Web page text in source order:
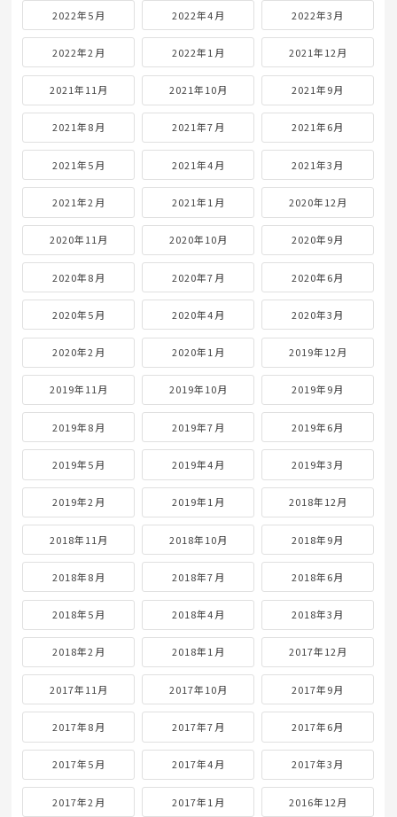
2022年5月 2022年4月 2022年3月
2022年2月 2022年1月 2021年12月
2021年11月 2021年10月 2021年9月
2021年8月 2021年7月 2021年6月
2021年5月 2021年4月 2021年3月
2021年2月 2021年1月 2020年12月
2020年11月 2020年10月 2020年9月
2020年8月 2020年7月 2020年6月
2020年5月 2020年4月 2020年3月
2020年2月 2020年1月 2019年12月
2019年11月 2019年10月 2019年9月
2019年8月 2019年7月 2019年6月
2019年5月 2019年4月 2019年3月
2019年2月 2019年1月 2018年12月
2018年11月 2018年10月 2018年9月
2018年8月 2018年7月 2018年6月
2018年5月 2018年4月 2018年3月
2018年2月 2018年1月 2017年12月
2017年11月 2017年10月 2017年9月
2017年8月 2017年7月 2017年6月
2017年5月 2017年4月 2017年3月
2017年2月 2017年1月 2016年12月